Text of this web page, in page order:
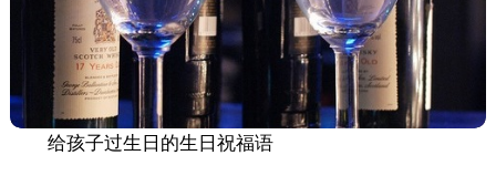
给孩子过生日的生日祝福语